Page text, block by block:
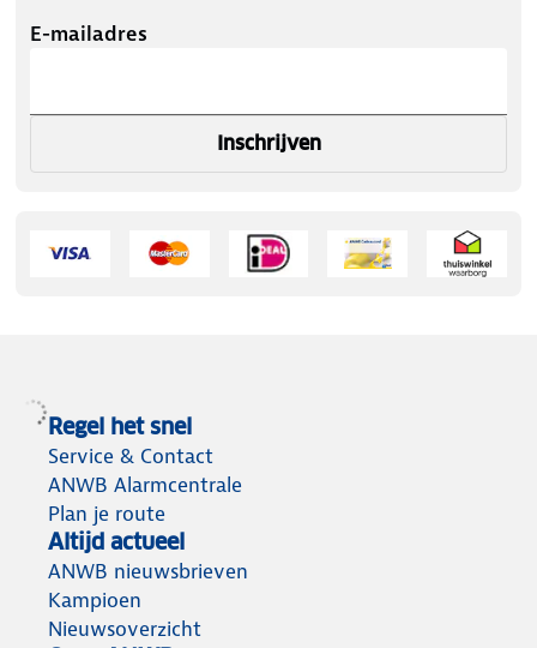
E-mailadres
Inschrijven
Regel het snel
Service & Contact
ANWB Alarmcentrale
Plan je route
Altijd actueel
ANWB nieuwsbrieven
Kampioen
Nieuwsoverzicht